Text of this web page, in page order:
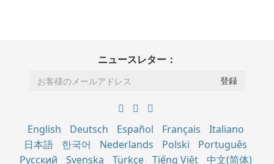
ニュースレター：
English Deutsch Español Français
Italiano
日本語
한국어 Nederlands Polski
Português
Русский
Svenska Türkçe Tiếng Việt
中文(简体)